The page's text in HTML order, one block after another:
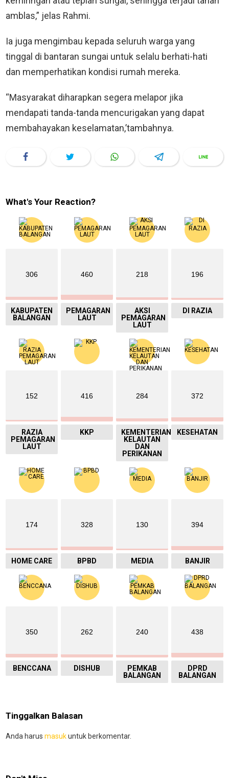
amblas,” jelas Rahmi.
Ia juga mengimbau kepada seluruh warga yang
tinggal di bantaran sungai untuk selalu berhati-hati
dan memperhatikan kondisi rumah mereka.
“Masyarakat diharapkan segera melapor jika
mendapati tanda-tanda mencurigakan yang dapat
membahayakan keselamatan,’tambahnya.
What's Your Reaction?
306
KABUPATEN
BALANGAN
460
PEMAGARAN
LAUT
218
AKSI
PEMAGARAN
LAUT
196
DI RAZIA
152
RAZIA
PEMAGARAN
LAUT
416
KKP
284
KEMENTERIAN
KELAUTAN
DAN
PERIKANAN
372
KESEHATAN
174
HOME CARE
328
BPBD
130
MEDIA
394
BANJIR
350
BENCCANA
262
DISHUB
240
PEMKAB
BALANGAN
438
DPRD
BALANGAN
Tinggalkan Balasan
Anda harus masukuntuk berkomentar.